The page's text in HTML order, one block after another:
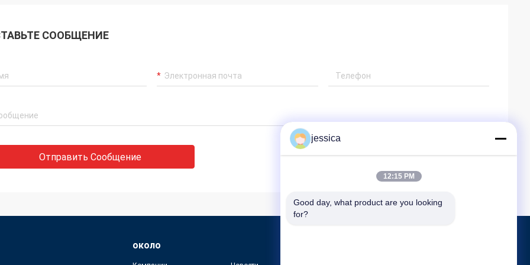
СООБЩЕНИЕ
Отправить Сообщение
около
jessica
12:15 PM
Good day, what product are you looking
for?